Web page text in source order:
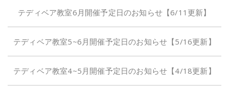
テディベア教室6月開催予定日のお知らせ【6/11更新】
テディベア教室5~6月開催予定日のお知らせ【5/16更新】
テディベア教室4~5月開催予定日のお知らせ【4/18更新】